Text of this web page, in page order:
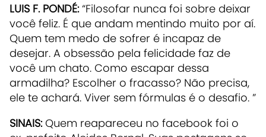
LUIS F. PONDÉ:“Filosofar nunca foi sobre deixar
você feliz. É que andam mentindo muito por aí.
Quem tem medo de sofrer é incapaz de
desejar. A obsessão pela felicidade faz de
você um chato. Como escapar dessa
armadilha? Escolher o fracasso? Não precisa,
ele te achará. Viver sem fórmulas é o desafio. ”
SINAIS: Quem reapareceu no facebook foi o